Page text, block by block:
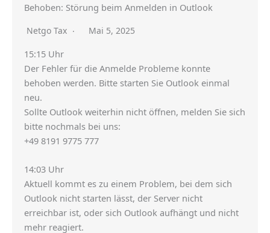
Behoben: Störung beim Anmelden in Outlook
Netgo Tax Mai 5, 2025
15:15 Uhr
Der Fehler für die Anmelde Probleme konnte
behoben werden. Bitte starten Sie Outlook einmal
neu.
Sollte Outlook weiterhin nicht öffnen, melden Sie sich
bitte nochmals bei uns:
+49 8191 9775 777
14:03 Uhr
Aktuell kommt es zu einem Problem, bei dem sich
Outlook nicht starten lässt, der Server nicht
erreichbar ist, oder sich Outlook aufhängt und nicht
mehr reagiert.